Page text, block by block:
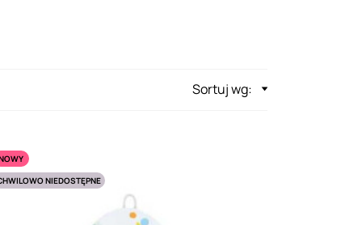
Sortuj wg:
NIEDOSTĘPNE